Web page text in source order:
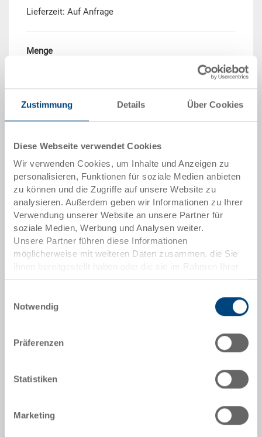
Zustimmung Details Über Cookies
Diese Webseite verwendet Cookies
Wir verwenden Cookies, um Inhalte und Anzeigen zu
personalisieren, Funktionen für soziale Medien anbieten
zu können und die Zugriffe auf unsere Website zu
analysieren. Außerdem geben wir Informationen zu Ihrer
Verwendung unserer Website an unsere Partner für
soziale Medien, Werbung und Analysen weiter.
Unsere Partner führen diese Informationen
möglicherweise mit weiteren Daten zusammen, die Sie
Nutzung der Dienste gesammelt haben.
Notwendig
Präferenzen
Statistiken
Marketing
Lieferzeit: Auf Anfrage
Menge
In den Warenkorb
Mindestbestellmenge: 250 Stück
Mengenstaffel Preis
ab 250 Stück CHF 27.25
Mengenstaffeln entsprechen Verpackungseinheiten.
Artikeldaten
Bestellnummer
600 x 400 x 170 mm
RAL 5012 |